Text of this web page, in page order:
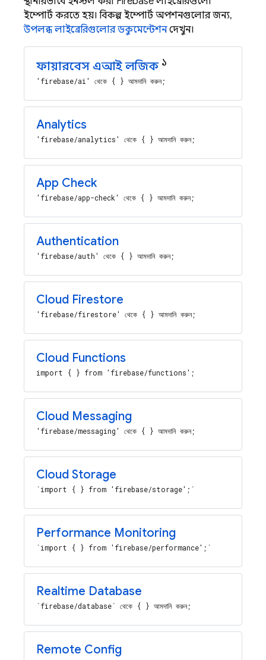
ইম্পোর্ট করতে হয়। বিকল্প ইম্পোর্ট অপশনগুলোর জন্য,
উপলব্ধ লাইব্রেরিগুলোর ডকুমেন্টেশনদেখুন।
ফায়ারবেস এআই লজিক ১
'firebase/ai' থেকে { } আমদানি করুন;
Analytics
'firebase/analytics' থেকে { } আমদানি করুন;
App Check
'firebase/app-check' থেকে { } আমদানি করুন;
Authentication
'firebase/auth' থেকে { } আমদানি করুন;
Cloud Firestore
'firebase/firestore' থেকে { } আমদানি করুন;
Cloud Functions
import { } from 'firebase/functions';
Cloud Messaging
'firebase/messaging' থেকে { } আমদানি করুন;
Cloud Storage
`import { } from 'firebase/storage';`
Performance Monitoring
`import { } from 'firebase/performance';`
Realtime Database
`firebase/database` থেকে { } আমদানি করুন;
Remote Config